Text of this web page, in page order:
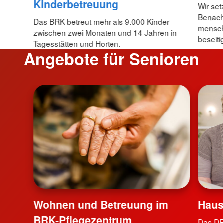
Kinderbetreuung
Das BRK betreut mehr als 9.000 Kinder
zwischen zwei Monaten und 14 Jahren in
Tagesstätten und Horten.
Wir
Angebote für Senioren
Wohnen und Betreuung im
BRK-Pflegezentrum